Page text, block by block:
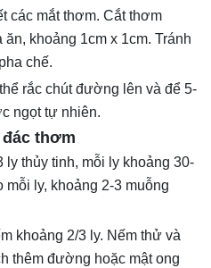
các mắt thơm. Cắt thơm
khoảng 1cm x 1cm. Tránh
chế.
rắc chút đường lên và để 5-
ngọt tự nhiên.
thơm
ly thủy tinh, mỗi ly khoảng 30-
ly, khoảng 2-3 muỗng
khoảng 2/3 ly. Nếm thử và
thêm đường hoặc mật ong